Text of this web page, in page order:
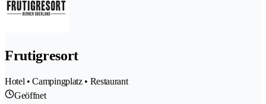
Frutigresort
Hotel • Campingplatz • Restaurant
Geöffnet